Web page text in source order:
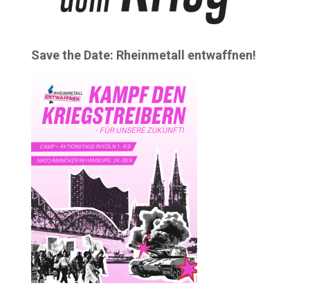
Save the Date: Rheinmetall entwaffnen!